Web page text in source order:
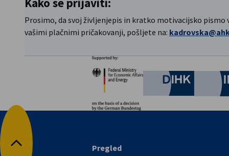
Prosimo, da svoj življenjepis in kratko motivacijsko pismo
vašimi plačnimi pričakovanji, pošljete na:
German
Nazaj na vrh
Pregled